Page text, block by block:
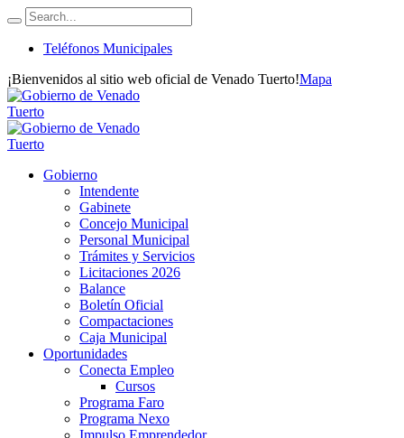
Teléfonos Municipales
¡Bienvenidos al sitio web oficial de Venado Tuerto!Mapa
Gobierno
Intendente
Gabinete
Concejo Municipal
Personal Municipal
Trámites y Servicios
Licitaciones 2026
Balance
Boletín Oficial
Compactaciones
Caja Municipal
Oportunidades
Conecta Empleo
Cursos
Programa Faro
Programa Nexo
Impulso Emprendedor